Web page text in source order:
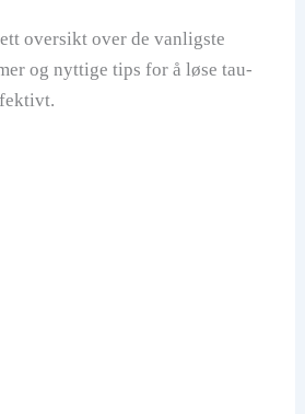
d
e
oversikt over de vanligste
og nyttige tips for å løse tau-